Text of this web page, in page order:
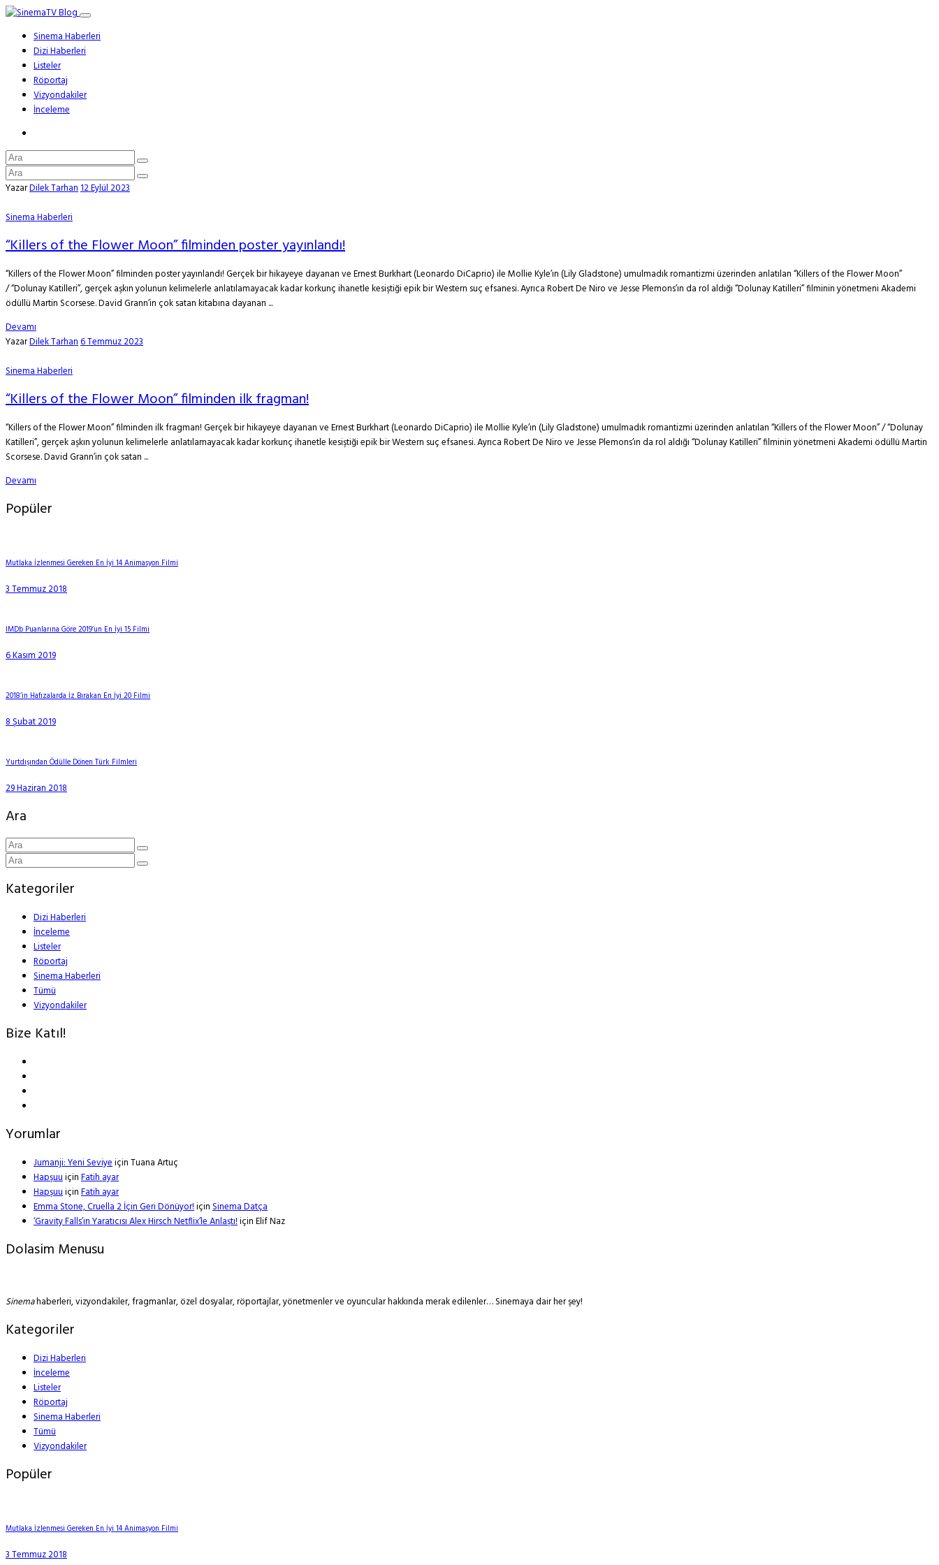
Sinema Haberleri
Dizi Haberleri
Listeler
Röportaj
Vizyondakiler
İnceleme
YazarDilek Tarhan12 Eylül 2023
Sinema Haberleri
“Killers of the Flower Moon” filminden poster yayınlandı!
“Killers of the Flower Moon” filminden poster yayınlandı! Gerçek bir hikayeye dayanan ve Ernest Burkhart (Leonardo DiCaprio) ile Mollie Kyle’ın (Lily Gladstone) umulmadık romantizmi üzerinden anlatılan “Killers of the Flower Moon”
/ “Dolunay Katilleri”, gerçek aşkın yolunun kelimelerle anlatılamayacak kadar korkunç ihanetle kesiştiği epik bir Western suç efsanesi. Ayrıca Robert De Niro ve Jesse Plemons’ın da rol aldığı “Dolunay Katilleri” filminin yönetmeni Akademi
ödüllü Martin Scorsese. David Grann’in çok satan kitabına dayanan ...
Devamı
YazarDilek Tarhan6 Temmuz 2023
Sinema Haberleri
“Killers of the Flower Moon” filminden ilk fragman!
“Killers of the Flower Moon” filminden ilk fragman! Gerçek bir hikayeye dayanan ve Ernest Burkhart (Leonardo DiCaprio) ile Mollie Kyle’ın (Lily Gladstone) umulmadık romantizmi üzerinden anlatılan “Killers of the Flower Moon” / “Dolunay
Katilleri”, gerçek aşkın yolunun kelimelerle anlatılamayacak kadar korkunç ihanetle kesiştiği epik bir Western suç efsanesi. Ayrıca Robert De Niro ve Jesse Plemons’ın da rol aldığı “Dolunay Katilleri” filminin yönetmeni Akademi ödüllü Martin
Scorsese. David Grann’in çok satan ...
Devamı
Popüler
Mutlaka İzlenmesi Gereken En İyi 14 Animasyon Filmi
3 Temmuz 2018
IMDb Puanlarına Göre 2019’un En İyi 15 Filmi
6 Kasım 2019
2018’in Hafızalarda İz Bırakan En İyi 20 Filmi
8 Şubat 2019
Yurtdışından Ödülle Dönen Türk Filmleri
29 Haziran 2018
Ara
Kategoriler
Dizi Haberleri
İnceleme
Listeler
Röportaj
Sinema Haberleri
Tümü
Vizyondakiler
Bize Katıl!
Yorumlar
Jumanji: Yeni SeviyeiçinTuana Artuç
HapşuuiçinFatih ayar
HapşuuiçinFatih ayar
Emma Stone, Cruella 2 İçin Geri Dönüyor!içinSinema Datça
‘Gravity Falls’ın Yaratıcısı Alex Hirsch Netflix’le Anlaştı!içinElif Naz
Dolasim Menusu
Sinemahaberleri, vizyondakiler, fragmanlar, özel dosyalar, röportajlar, yönetmenler ve oyuncular hakkında merak edilenler… Sinemaya dair her şey!
Kategoriler
Dizi Haberleri
İnceleme
Listeler
Röportaj
Sinema Haberleri
Tümü
Vizyondakiler
Popüler
Mutlaka İzlenmesi Gereken En İyi 14 Animasyon Filmi
3 Temmuz 2018